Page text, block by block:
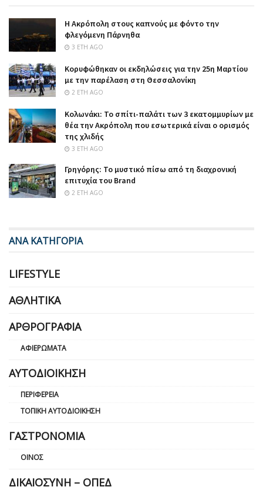
Η Ακρόπολη στους καπνούς με φόντο την
φλεγόμενη Πάρνηθα
3 ΈΤΗ AGO
Κορυφώθηκαν οι εκδηλώσεις για την 25η Μαρτίου
με την παρέλαση στη Θεσσαλονίκη
2 ΈΤΗ AGO
Κολωνάκι: Το σπίτι-παλάτι των 3 εκατομμυρίων με
θέα την Ακρόπολη που εσωτερικά είναι ο ορισμός
της χλιδής
3 ΈΤΗ AGO
Γρηγόρης: Το μυστικό πίσω από τη διαχρονική
επιτυχία του Brand
2 ΈΤΗ AGO
ΑΝΑ ΚΑΤΗΓΟΡΙΑ
LIFESTYLE
ΑΘΛΗΤΙΚΆ
ΑΡΘΡΟΓΡΑΦΊΑ
ΑΦΙΕΡΏΜΑΤΑ
ΑΥΤΟΔΙΟΊΚΗΣΗ
ΠΕΡΙΦΈΡΕΙΑ
ΤΟΠΙΚΉ ΑΥΤΟΔΙΟΊΚΗΣΗ
ΓΑΣΤΡΟΝΟΜΊΑ
ΟΊΝΟΣ
ΔΙΚΑΙΟΣΎΝΗ – ΟΠΕΔ